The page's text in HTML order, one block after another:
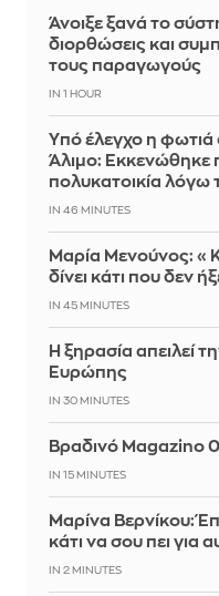
Άνοιξε ξανά το
διορθώσεις και
τους παραγωγούς
IN 1 HOUR
Yπό έλεγχο η
Άλιμο: Εκκενώθηκε
πολυκατοικία
IN 46 MINUTES
Μαρία Μενούνος:
δίνει κάτι που δεν
IN 45 MINUTES
Η ξηρασία απειλεί
Ευρώπης
IN 30 MINUTES
Βραδινό Magazino
IN 15 MINUTES
Μαρίνα Βερνίκου:
κάτι να σου πει για
IN 2 MINUTES